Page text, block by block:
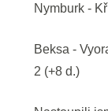
Nymburk -
Beksa -
2 (+8 d.)